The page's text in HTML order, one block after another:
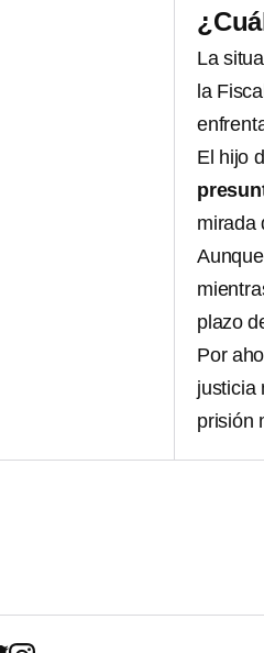
La
la
El hijo
mirada
plazo
Por
justicia
prisión